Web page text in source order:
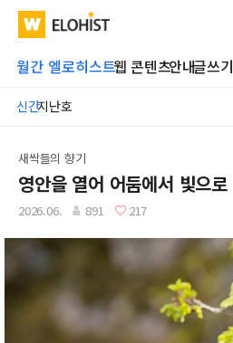
WATV Elohist-
Home
월간 엘로히스트웹 콘텐츠안내글쓰기
신간지난호
Submit
새싹들의 향기
영안을 열어 어둠에서 빛으로
2026.06. 891 217